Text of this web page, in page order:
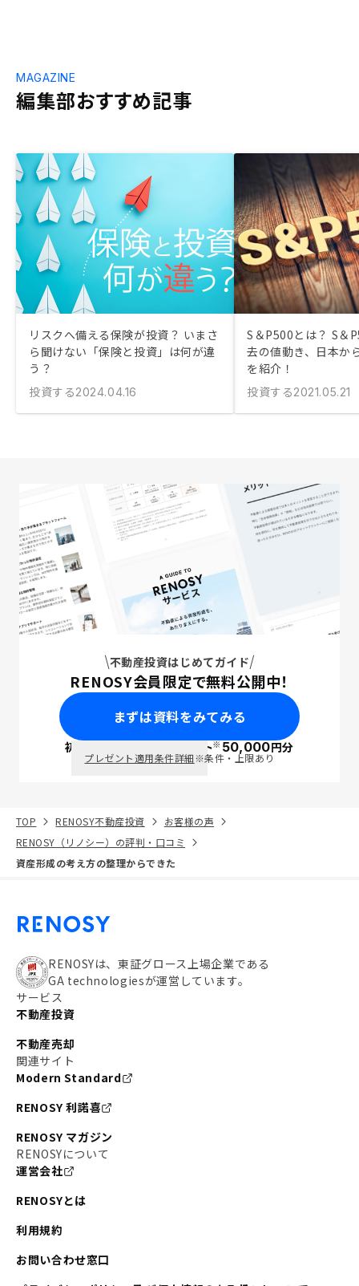
編集部おすすめ記事
MAGAZINE
リスクへ備える保険が投資？ いまさ
ら聞けない「保険と投資」は何が違
う？
投資する2024.04.16
S＆P500とは？ S＆
去の値動き、日本か
を紹介！
投資する2021.05.21
不動産投資はじめてガイド
RENOSY会員限定で無料公開中！
まずは資料をみてみる
初回面談で ポイント※50,000円分
プレゼント適用条件詳細※条件・上限あり
TOP RENOSY不動産投資
お客様の声
RENOSY（リノシー）の評判・口コミ
資産形成の考え方の整理からできた
RENOSYは、東証グロース上場企業である
GA technologiesが運営しています。
サービス
不動産投資
不動産売却
関連サイト
Modern Standard
RENOSY 利諾喜
RENOSY マガジン
RENOSYについて
運営会社
RENOSYとは
利用規約
お問い合わせ窓口